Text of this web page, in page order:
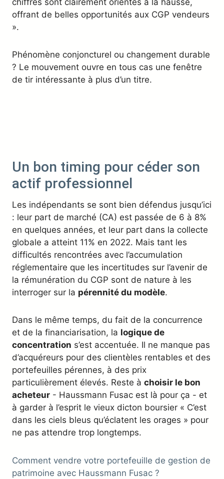
offrant de belles opportunités aux CGP vendeurs
».
Phénomène conjoncturel ou changement durable
? Le mouvement ouvre en tous cas une fenêtre
de tir intéressante à plus d’un titre.
Un bon timing pour céder son
actif professionnel
Les indépendants se sont bien défendus jusqu’ici
: leur part de marché (CA) est passée de 6 à 8%
en quelques années, et leur part dans la collecte
globale a atteint 11% en 2022. Mais tant les
difficultés rencontrées avec l’accumulation
réglementaire que les incertitudes sur l’avenir de
la rémunération du CGP sont de nature à les
interroger sur la pérennité du modèle.
Dans le même temps, du fait de la concurrence
et de la financiarisation, la logique de
concentration s’est accentuée. Il ne manque pas
d’acquéreurs pour des clientèles rentables et des
portefeuilles pérennes, à des prix
particulièrement élevés. Reste à choisir le bon
acheteur- Haussmann Fusac est là pour ça - et
à garder à l’esprit le vieux dicton boursier « C’est
dans les ciels bleus qu’éclatent les orages » pour
ne pas attendre trop longtemps.
Comment vendre votre portefeuille de gestion de
patrimoine avec Haussmann Fusac ?